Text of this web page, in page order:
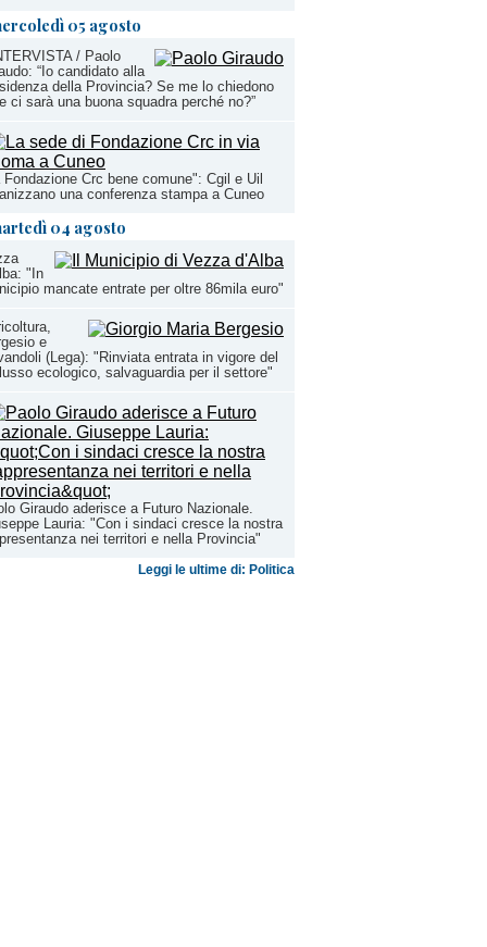
05 agosto
/ Paolo
“Io candidato alla
della Provincia? Se me lo chiedono
ci sarà una buona squadra perché no?”
Fondazione Crc bene comune": Cgil e Uil
una conferenza stampa a Cuneo
04 agosto
"In
mancate entrate per oltre 86mila euro"
e
(Lega): "Rinviata entrata in vigore del
ecologico, salvaguardia per il settore"
Giraudo aderisce a Futuro Nazionale.
Lauria: "Con i sindaci cresce la nostra
nei territori e nella Provincia"
Leggi le ultime di: Politica